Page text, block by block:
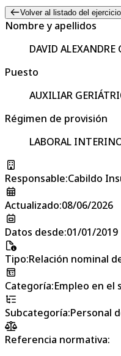
Volver al listado del
Nombre y apellidos
DAVID
Puesto
AUXILIAR
Régimen de provisión
LABORAL
Responsable:Cabildo
Actualizado:08/06/2026
Datos desde:01/01/2019
Tipo:Relación nominal
Categoría:Empleo en el
Subcategoría:Personal
Referencia normativa: